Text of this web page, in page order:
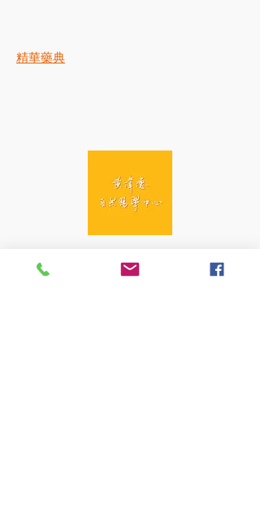
精華藥典
黃偉德自然醫學中心
Arden Wong Natural